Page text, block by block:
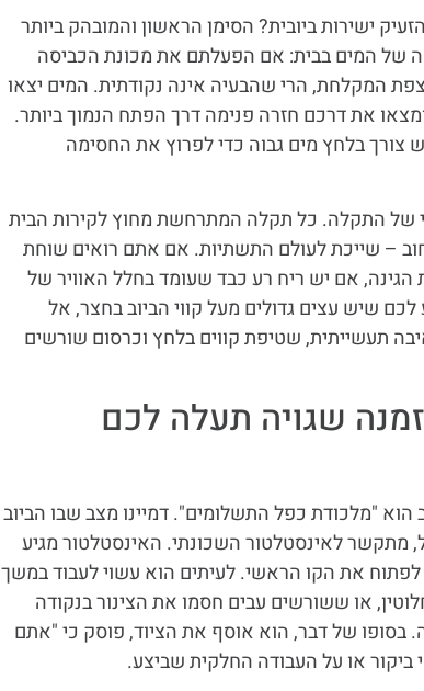
ישירות ביובית? הסימן הראשון והמובהק ביותר
של המים בבית: אם הפעלתם את מכונת הכביסה
המקלחת, הרי שהבעיה אינה נקודתית. המים יצאו
את דרכם חזרה פנימה דרך הפתח הנמוך ביותר.
צורך בלחץ מים גבוה כדי לפרוץ את החסימה
של התקלה. כל תקלה המתרחשת מחוץ לקירות הבית
– שייכת לעולם התשתיות. אם אתם רואים שוחת
הגינה, אם יש ריח רע כבד שעומד בחלל האוויר של
שיש עצים גדולים מעל קווי הביוב בחצר, אל
תעשייתית, שטיפת קווים בלחץ וכרסום שורשים
שגויה תעלה לכם
"מלכודת כפל התשלומים". דמיינו מצב שבו הביוב
מתקשר לאינסטלטור השכונתי. האינסטלטור מגיע
את הקו הראשי. לעיתים הוא עשוי לעבוד במשך
או ששורשים עבים חסמו את הצינור בנקודה
של דבר, הוא אוסף את הציוד, פוסק כי "אתם
ביקור או על העבודה החלקית שביצע.